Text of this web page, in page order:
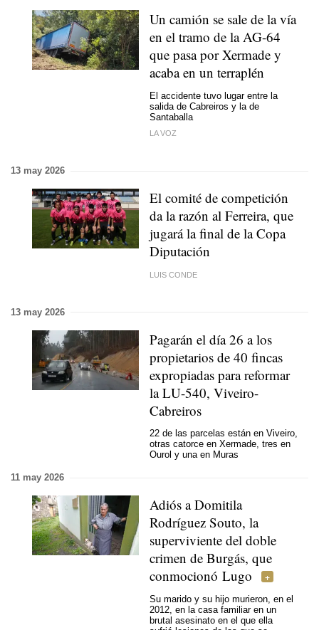
Un camión se sale de la vía
en el tramo de la AG-64
que pasa por Xermade y
acaba en un terraplén
El accidente tuvo lugar entre la
salida de Cabreiros y la de
Santaballa
LA VOZ
13 may 2026
El comité de competición
da la razón al Ferreira, que
jugará la final de la Copa
Diputación
LUIS CONDE
13 may 2026
Pagarán el día 26 a los
propietarios de 40 fincas
expropiadas para reformar
la LU-540, Viveiro-
Cabreiros
22 de las parcelas están en Viveiro,
otras catorce en Xermade, tres en
Ourol y una en Muras
11 may 2026
Adiós a Domitila
Rodríguez Souto, la
superviviente del doble
crimen de Burgás, que
conmocionó Lugo
Su marido y su hijo murieron, en el
2012, en la casa familiar en un
brutal asesinato en el que ella